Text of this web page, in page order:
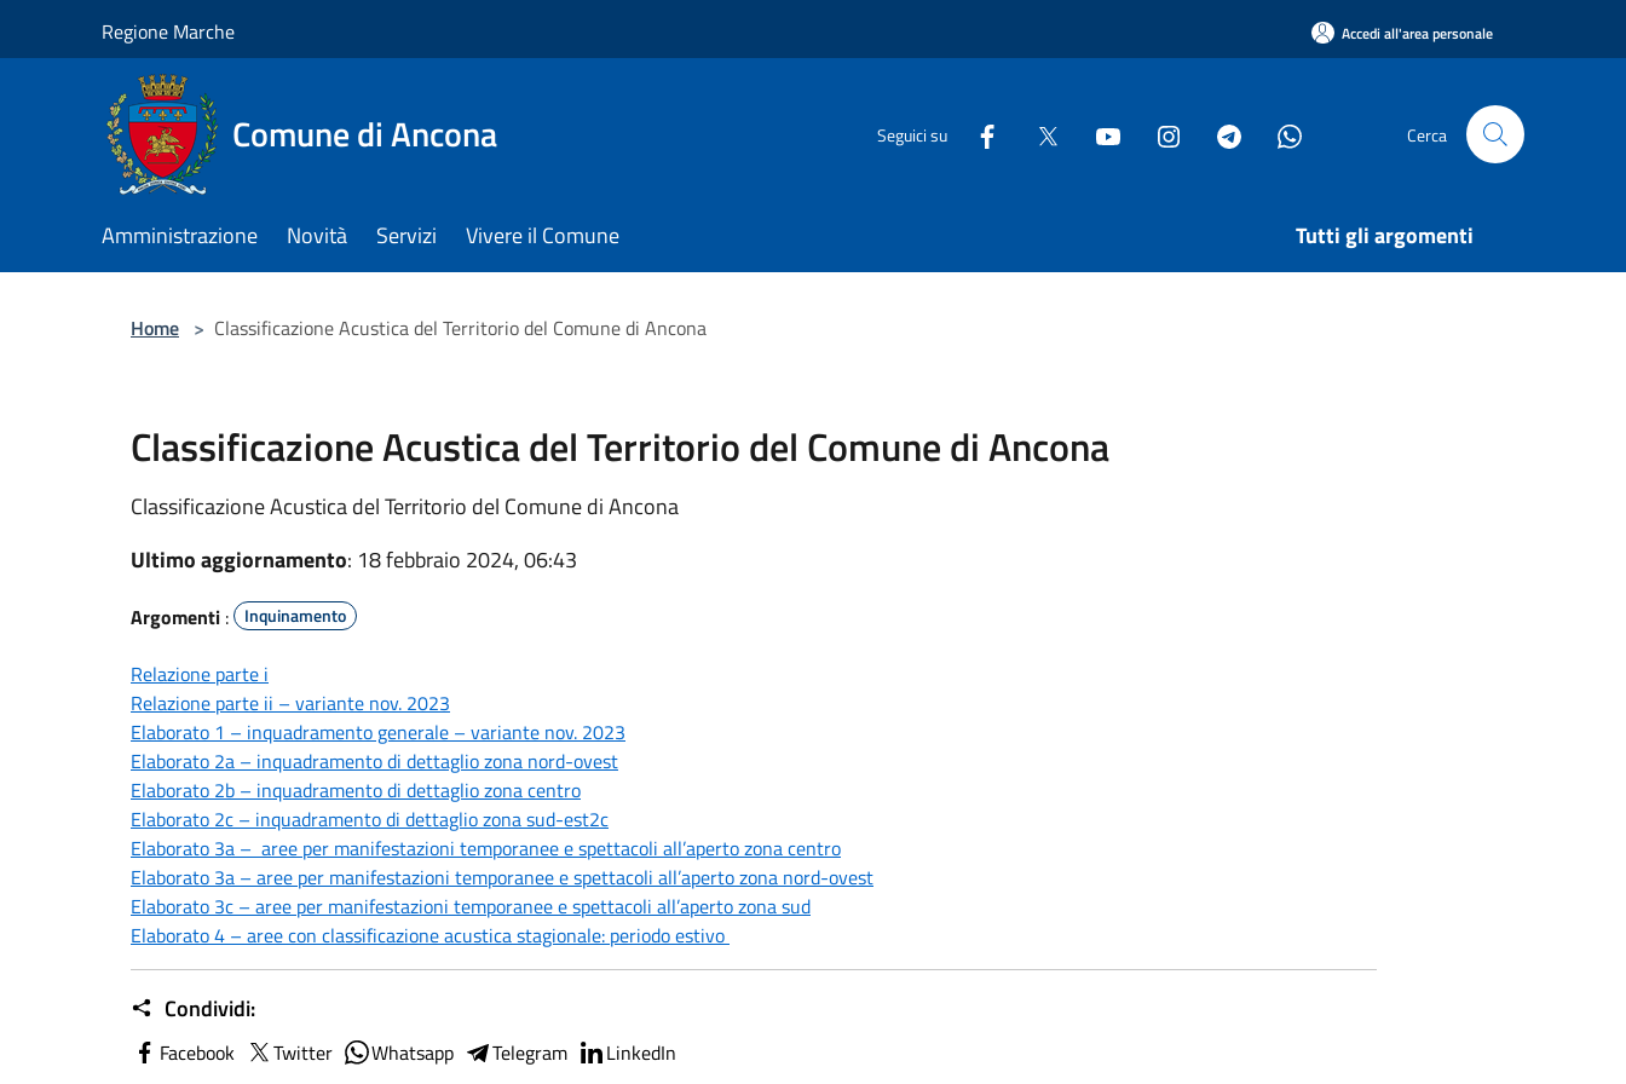
Regione Marche Accedi all'area personale
Comune di Ancona Seguici su Cerca
Amministrazione Novità Servizi Vivere il Comune Tutti gli argomenti
Home > Classificazione Acustica del Territorio del Comune di Ancona
Classificazione Acustica del Territorio del Comune di Ancona
Classificazione Acustica del Territorio del Comune di Ancona
Ultimo aggiornamento: 18 febbraio 2024, 06:43
Argomenti : Inquinamento
Relazione parte i
Relazione parte ii – variante nov. 2023
Elaborato 1 – inquadramento generale – variante nov. 2023
Elaborato 2a – inquadramento di dettaglio zona nord-ovest
Elaborato 2b – inquadramento di dettaglio zona centro
Elaborato 2c – inquadramento di dettaglio zona sud-est2c
Elaborato 3a – aree per manifestazioni temporanee e spettacoli all’aperto zona centro
Elaborato 3a – aree per manifestazioni temporanee e spettacoli all’aperto zona nord-ovest
Elaborato 3c – aree per manifestazioni temporanee e spettacoli all’aperto zona sud
Elaborato 4 – aree con classificazione acustica stagionale: periodo estivo
Condividi:
Facebook Twitter Whatsapp Telegram LinkedIn